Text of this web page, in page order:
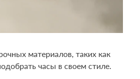
материалов, таких как
часы в своем стиле.